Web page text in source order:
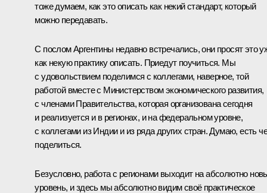
тоже думаем, как это описать как некий стандарт, который
можно передавать.
С послом Аргентины недавно встречались, они просят это
как некую практику описать. Приедут поучиться. Мы
с удовольствием поделимся с коллегами, наверное, той
работой вместе с Министерством экономического развития,
с членами Правительства, которая организована сегодня
и реализуется и в регионах, и на федеральном уровне,
с коллегами из Индии и из ряда других стран. Думаю, есть
поделиться.
Безусловно, работа с регионами выходит на абсолютно
уровень, и здесь мы абсолютно видим своё практическое